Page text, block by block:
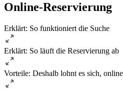
Online-Reservierung
Erklärt: So funktioniert die Suche
Erklärt: So läuft die Reservierung ab
Vorteile: Deshalb lohnt es sich,